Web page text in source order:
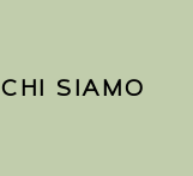
CHI SIAMO